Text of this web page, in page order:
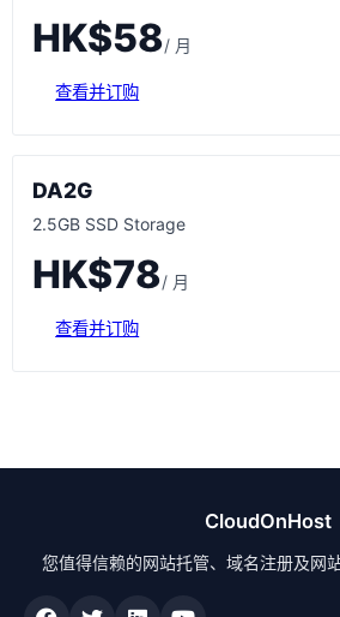
HK$58/ 月
查看并订购
DA2G
2.5GB SSD Storage
HK$78/ 月
查看并订购
CloudOnHost
您值得信赖的网站托管、域名注册及网